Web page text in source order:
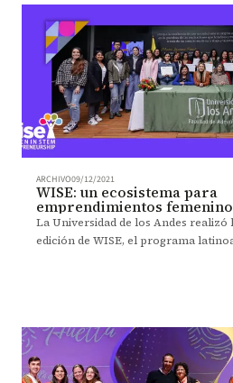
ARCHIVO09/12/2021
WISE: un ecosistema para
emprendimientos
La Universidad de los Andes
edición de WISE, el programa